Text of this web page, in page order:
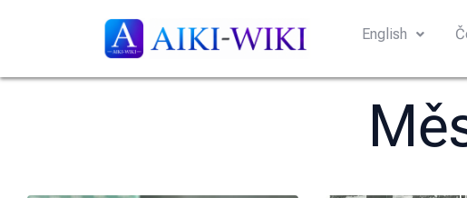
English